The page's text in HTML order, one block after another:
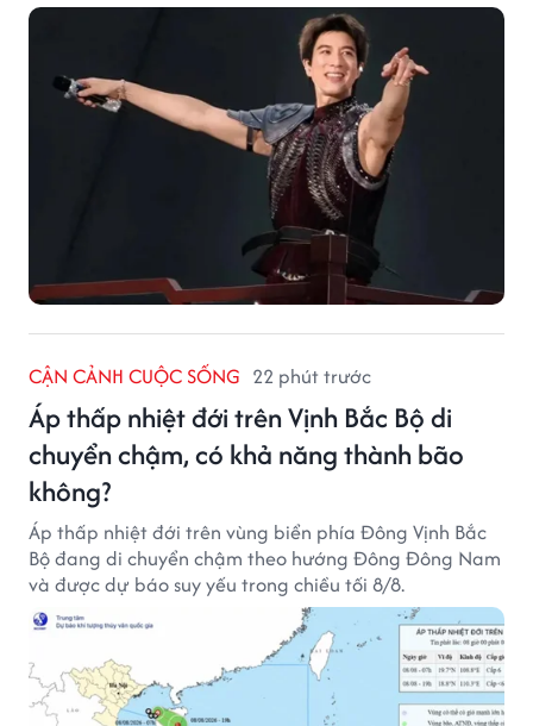
CẬN CẢNH CUỘC SỐNG 22 phút trước
Áp thấp nhiệt đới trên Vịnh Bắc Bộ di
chuyển chậm, có khả năng thành bão
không?
Áp thấp nhiệt đới trên vùng biển phía Đông Vịnh Bắc
Bộ đang di chuyển chậm theo hướng Đông Đông Nam
và được dự báo suy yếu trong chiều tối 8/8.